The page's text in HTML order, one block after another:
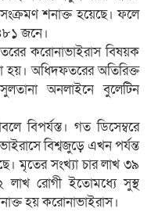
শনাক্ত হয়েছে। ফলে
জনে।
করোনাভাইরাস বিষয়ক
হয়। অধিদফতরের অতিরিক্ত
অনলাইনে বুলেটিন
বিপর্যস্ত। গত ডিসেম্বরে
বিশ্বজুড়ে এখন পর্যন্ত
মৃতের সংখ্যা চার লাখ ৩৯
লাখ রোগী ইতোমধ্যে সুস্থ
হয় করোনাভাইরাস।